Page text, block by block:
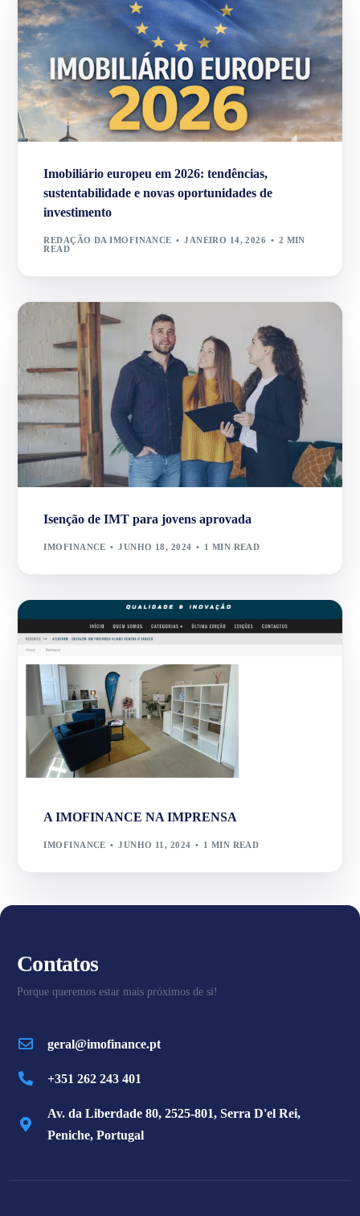
Imobiliário europeu em 2026: tendências,
sustentabilidade e novas oportunidades de
investimento
REDAÇÃO DA IMOFINANCE JANEIRO 14, 2026
2 MIN
READ
Isenção de IMT para jovens aprovada
IMOFINANCE JUNHO 18, 2024 1 MIN READ
A IMOFINANCE NA IMPRENSA
IMOFINANCE JUNHO 11, 2024 1 MIN READ
Contatos
Porque queremos estar mais próximos de si!
geral@imofinance.pt
+351 262 243 401
Av. da Liberdade 80, 2525-801, Serra D'el Rei,
Peniche, Portugal